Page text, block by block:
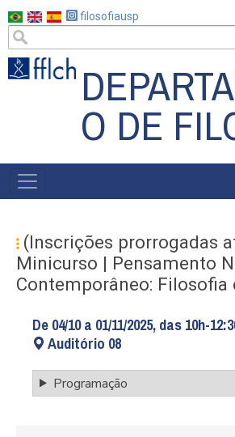
para
conteúdo
principal
filosofiausp
O DE
MAIN
(Inscrições prorrogadas
Minicurso | Pensamento
Contemporâneo: Filosofia
De 04/10 a 01/11/2025, das 10h-
Auditório 08
Programação